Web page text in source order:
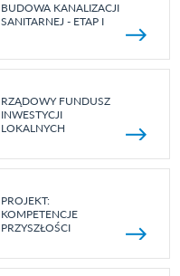
BUDOWA KANALIZACJI
SANITARNEJ - ETAP I
RZĄDOWY FUNDUSZ
INWESTYCJI
LOKALNYCH
PROJEKT:
KOMPETENCJE
PRZYSZŁOŚCI